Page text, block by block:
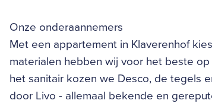
Onze onderaannemers
Met een appartement in Klaverenhof
materialen hebben wij voor het beste
het sanitair kozen we Desco, de tegels
door Livo - allemaal bekende en